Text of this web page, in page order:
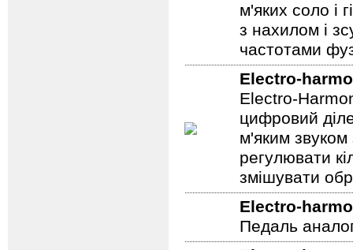
м'яких соло і
з нахилом і
частотами
Electro-
Electro-
цифровий
м'яким
регулювати
змішувати
Electro-
Педаль